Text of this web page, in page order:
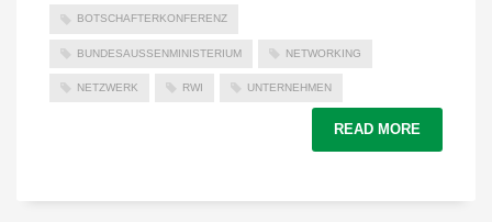
BOTSCHAFTERKONFERENZ
BUNDESAUSSENMINISTERIUM NETWORKING
NETZWERK RWI UNTERNEHMEN
READ MORE